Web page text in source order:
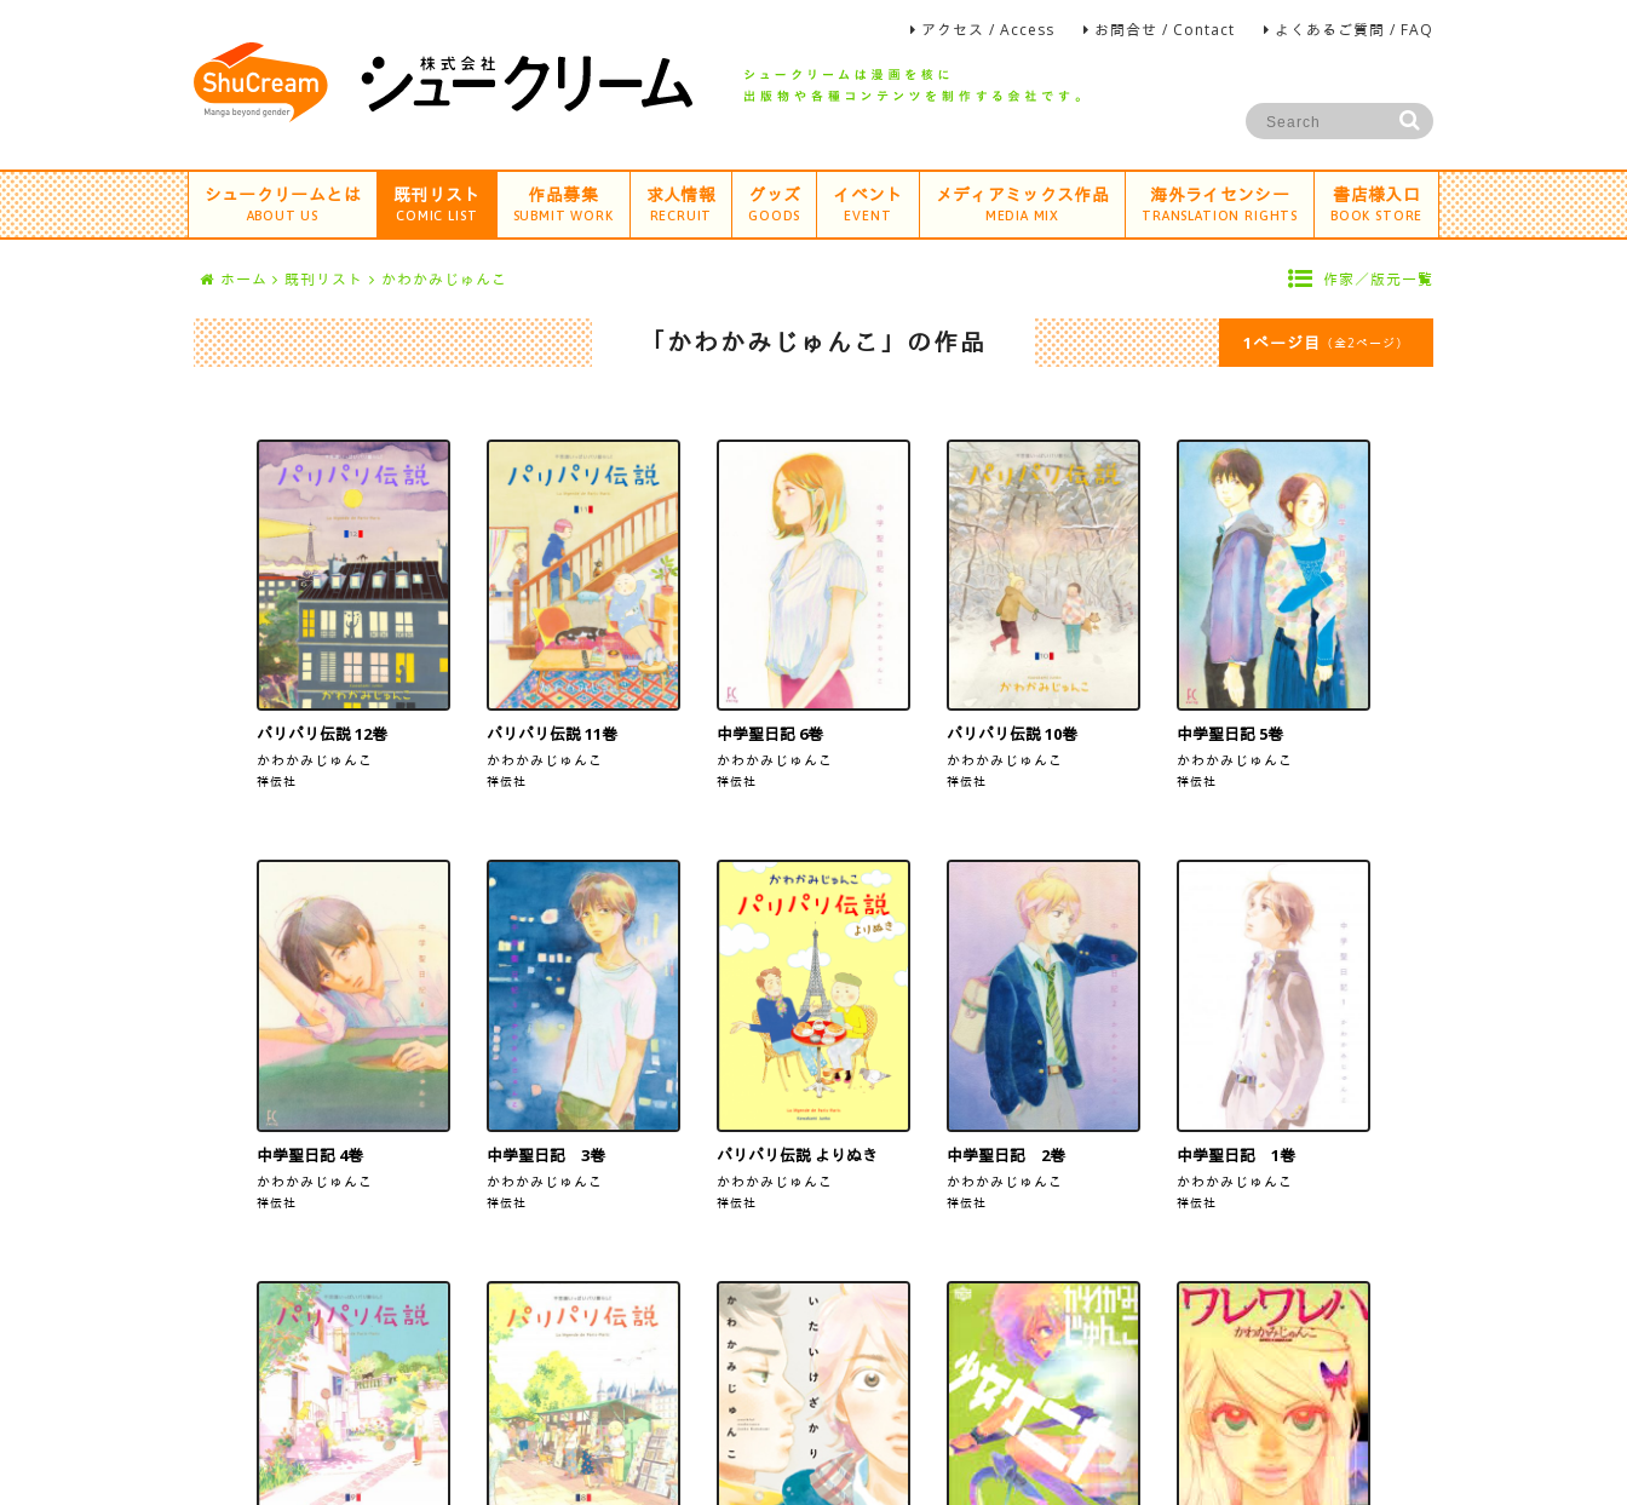
アクセス / Access お問合せ / Contact よくあるご質問 / FAQ
シュークリームとは
ABOUT US
既刊リスト
COMIC LIST
作品募集
SUBMIT WORK
求人情報
RECRUIT
グッズ
GOODS
イベント
EVENT
メディアミックス作品
MEDIA MIX
海外ライセンシー
TRANSLATION RIGHTS
書店様入口
BOOK STORE
ホーム 既刊リスト かわかみじゅんこ 作家／版元一覧
「かわかみじゅんこ」の作品 1ページ目 （全2ページ）
パリパリ伝説 12巻
かわかみじゅんこ
祥伝社
パリパリ伝説 11巻
かわかみじゅんこ
祥伝社
中学聖日記 6巻
かわかみじゅんこ
祥伝社
パリパリ伝説 10巻
かわかみじゅんこ
祥伝社
中学聖日記 5巻
かわかみじゅんこ
祥伝社
中学聖日記 4巻
かわかみじゅんこ
祥伝社
中学聖日記 3巻
かわかみじゅんこ
祥伝社
パリパリ伝説 よりぬき
かわかみじゅんこ
祥伝社
中学聖日記 2巻
かわかみじゅんこ
祥伝社
中学聖日記 1巻
かわかみじゅんこ
祥伝社